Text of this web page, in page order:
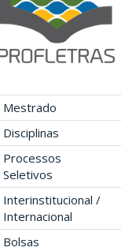
Mestrado
Disciplinas
Processos
Seletivos
Interinstitucional /
Internacional
Bolsas